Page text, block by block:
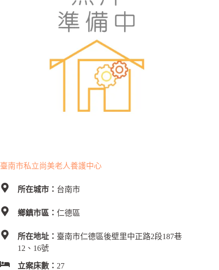
臺南市私立尚美老人養護中心
所在城市： 台南市
鄉鎮市區： 仁德區
所在地址： 臺南市仁德區後壁里中正路2段187巷
12、16號
立案床數： 27